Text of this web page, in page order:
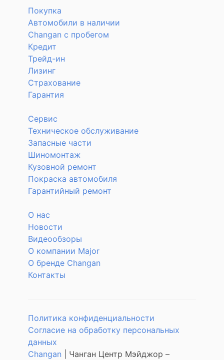
Покупка
Автомобили в наличии
Changan с пробегом
Кредит
Трейд-ин
Лизинг
Страхование
Гарантия
Сервис
Техническое обслуживание
Запасные части
Шиномонтаж
Кузовной ремонт
Покраска автомобиля
Гарантийный ремонт
О нас
Новости
Видеообзоры
О компании Major
О бренде Changan
Контакты
Политика конфиденциальности
Согласие на обработку персональных
данных
Changan | Чанган Центр Мэйджор –